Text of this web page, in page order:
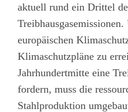
aktuell rund ein Drittel
europäischen
Klimaschutzpläne zu
Jahrhundertmitte eine
fordern, muss die
Stahlproduktion